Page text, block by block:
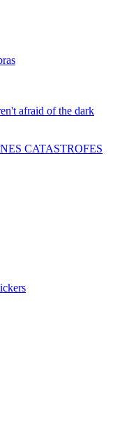
afraid of the dark
CATASTROFES